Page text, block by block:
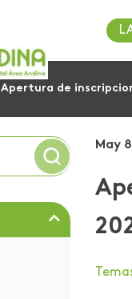
Apertura de
May